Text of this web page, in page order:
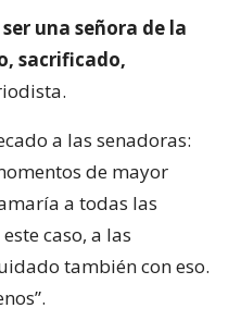
una señora de la
sacrificado,
a las senadoras:
de mayor
a todas las
caso, a las
también con eso.